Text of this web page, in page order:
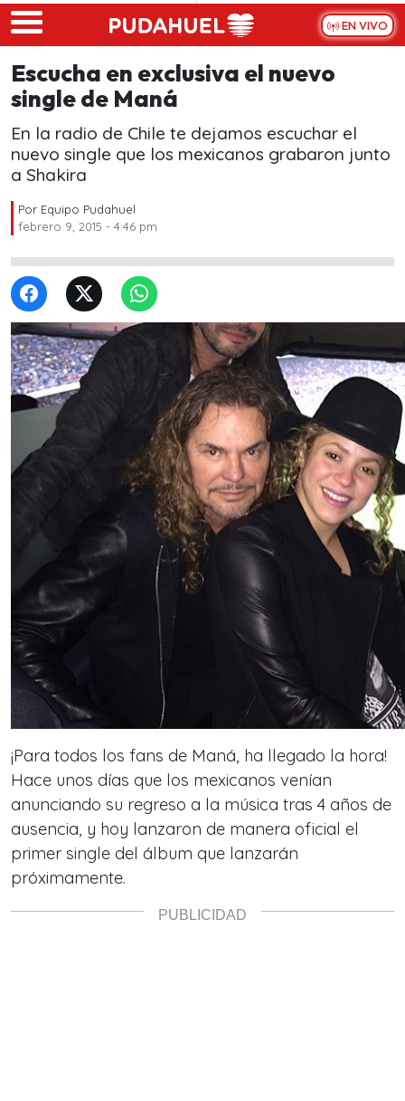
Skip to main content
EN VIVO
Escucha en exclusiva el nuevo
single de Maná
En la radio de Chile te dejamos escuchar el
nuevo single que los mexicanos grabaron junto
a Shakira
Por Equipo Pudahuel
febrero 9, 2015 - 4:46 pm
¡Para todos los fans de Maná, ha llegado la hora!
Hace unos días que los mexicanos venían
anunciando su regreso a la música tras 4 años de
ausencia, y hoy lanzaron de manera oficial el
primer single del álbum que lanzarán
próximamente.